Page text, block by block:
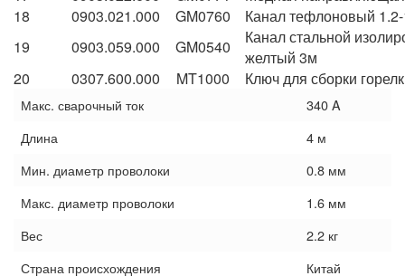
18
0903.021.000 GM0760
Канал тефлоновый
19
0903.059.000 GM0540
Канал стальной
желтый 3м
20
0307.600.000 MT1000 Ключ для сборки
Макс. сварочный ток
340 A
Длина
4 м
Мин. диаметр проволоки
0.8 мм
Макс. диаметр проволоки
1.6 мм
Вес
2.2 кг
Страна происхождения
Китай